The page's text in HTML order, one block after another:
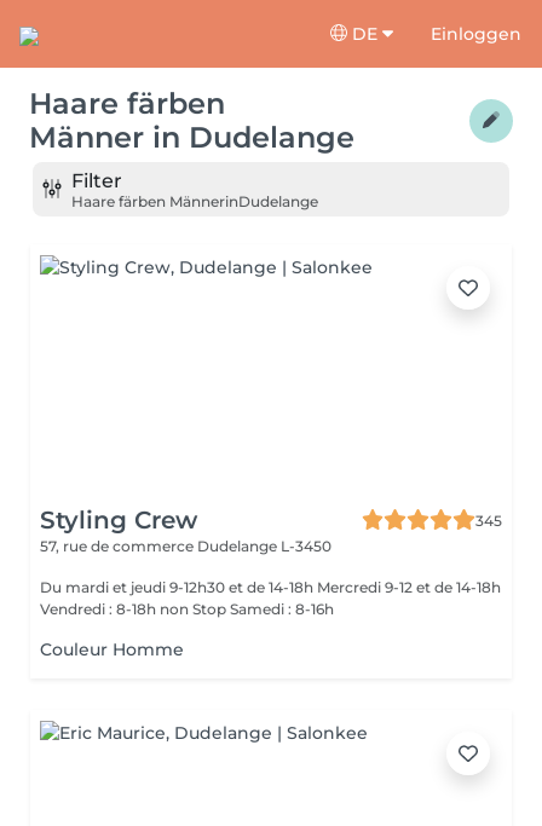
DE Einloggen
Haare färben
Männer in Dudelange
Filter
Haare färben MännerinDudelange
Styling Crew
345
57, rue de commerce Dudelange L-3450
Du mardi et jeudi 9-12h30 et de 14-18h Mercredi 9-12 et de 14-18h
Vendredi : 8-18h non Stop Samedi : 8-16h
Couleur Homme